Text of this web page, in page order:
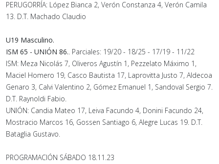
PERUGORRÍA: López Bianca 2, Verón Constanza 4, Verón Camila
13. D.T. Machado Claudio
U19 Masculino.
ISM 65 - UNIÓN 86.. Parciales: 19/20 - 18/25 - 17/19 - 11/22
ISM: Meza Nicolás 7, Oliveros Agustín 1, Pezzelato Máximo 1,
Maciel Homero 19, Casco Bautista 17, Laprovitta Justo 7, Aldecoa
Genaro 3, Calvi Valentino 2, Gómez Emanuel 1, Sandoval Sergio 7.
D.T. Raynoldi Fabio.
UNIÓN: Candia Mateo 17, Leiva Facundo 4, Donini Facundo 24,
Mostracio Marcos 16, Gossen Santiago 6, Alegre Lucas 19. D.T.
Bataglia Gustavo.
PROGRAMACIÓN SÁBADO 18.11.23